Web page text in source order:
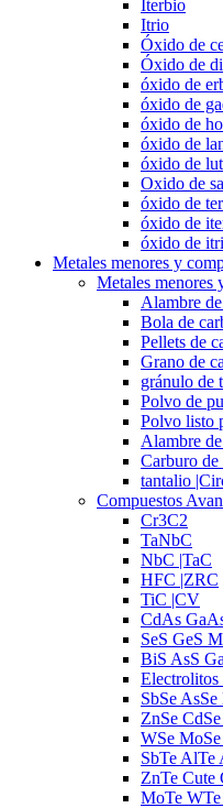
Iterbio
Itrio
Óxido de
Óxido de
óxido de
óxido de
óxido de
óxido de
óxido de
Oxido de
óxido de
óxido de
óxido de
Metales menores y
Metales menores
Alambre
Bola de
Pellets de
Grano de
gránulo de
Polvo de
Polvo listo
Alambre
Carburo
tantalio
Compuestos
Cr3C2
TaNbC
NbC |TaC
HFC |ZRC
TiC |CV
CdAs
SeS GeS
BiS AsS
Electrolitos
SbSe
ZnSe
WSe
SbTe AlTe
ZnTe Cute
MoTe